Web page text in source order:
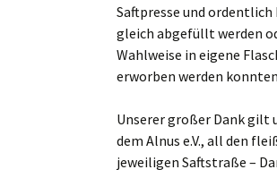
Stricken für jung und alt
(Donnerstags 14 uhr
Gruppe)
Werbellinseegnitzen
Saftpresse und ordentlich
gleich abgefüllt werden
Wahlweise in eigene
erworben werden
Unserer großer Dank gilt
dem Alnus e.V., all den
jeweiligen Saftstraße –